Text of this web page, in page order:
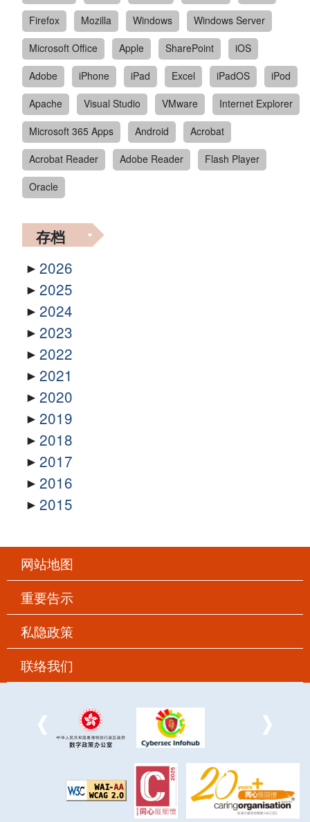
Firefox
Mozilla Windows
Windows Server
Microsoft Office
Apple SharePoint
iOS
Adobe
iPhone iPad Excel iPadOS
iPod
Apache
Visual Studio VMware
Internet Explorer
Microsoft 365 Apps
Android
Acrobat
Acrobat Reader
Adobe Reader
Flash Player
Oracle
存档
2026
2025
2024
2023
2022
2021
2020
2019
2018
2017
2016
2015
网站地图
重要告示
私隐政策
联络我们